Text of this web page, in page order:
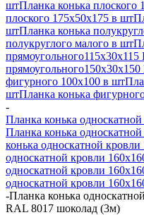
штПланка конька плоского
плоского 175х50х175 в шт
штПланка конька
полукруглого малого в шт
фигурного 100x100 в шт
штПланка конька
-
Планка конька
Планка конька
конька односкатной
односкатной кровли
односкатной кровли
односкатной кровли
-Планка конька
RAL 8017 шоколад (3м)